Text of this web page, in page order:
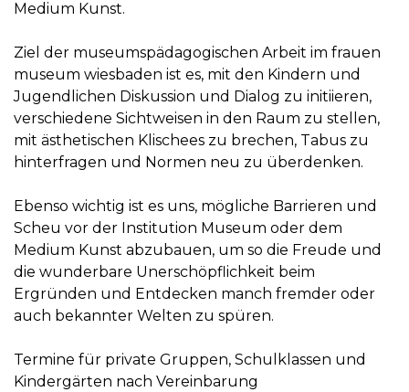
Medium Kunst.
Ziel der museumspädagogischen Arbeit im frauen
museum wiesbaden ist es, mit den Kindern und
Jugendlichen Diskussion und Dialog zu initiieren,
verschiedene Sichtweisen in den Raum zu stellen,
mit ästhetischen Klischees zu brechen, Tabus zu
hinterfragen und Normen neu zu überdenken.
Ebenso wichtig ist es uns, mögliche Barrieren und
Scheu vor der Institution Museum oder dem
Medium Kunst abzubauen, um so die Freude und
die wunderbare Unerschöpflichkeit beim
Ergründen und Entdecken manch fremder oder
auch bekannter Welten zu spüren.
Termine für private Gruppen, Schulklassen und
Kindergärten nach Vereinbarung